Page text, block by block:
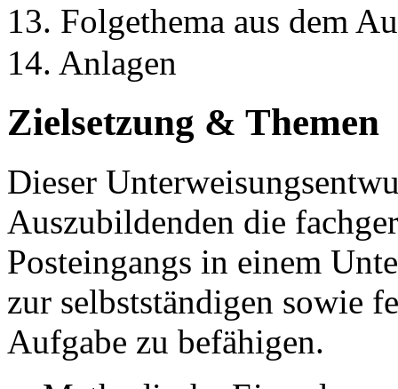
13. Folgethema aus dem
14. Anlagen
Zielsetzung & Themen
Dieser
Auszubildenden die
Posteingangs in einem
zur selbstständigen sowie
Aufgabe zu befähigen.